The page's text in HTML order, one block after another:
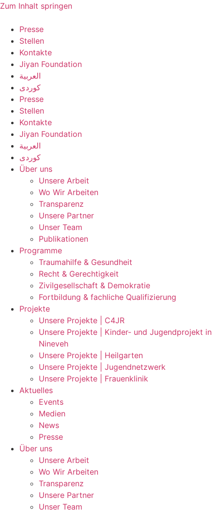
Zum Inhalt springen
Presse
Stellen
Kontakte
Jiyan Foundation
العربية
کوردی
Presse
Stellen
Kontakte
Jiyan Foundation
العربية
کوردی
Über uns
Unsere Arbeit
Wo Wir Arbeiten
Transparenz
Unsere Partner
Unser Team
Publikationen
Programme
Traumahilfe & Gesundheit
Recht & Gerechtigkeit
Zivilgesellschaft & Demokratie
Fortbildung & fachliche Qualifizierung
Projekte
Unsere Projekte | C4JR
Unsere Projekte | Kinder- und Jugendprojekt in
Nineveh
Unsere Projekte | Heilgarten
Unsere Projekte | Jugendnetzwerk
Unsere Projekte | Frauenklinik
Aktuelles
Events
Medien
News
Presse
Über uns
Unsere Arbeit
Wo Wir Arbeiten
Transparenz
Unsere Partner
Unser Team